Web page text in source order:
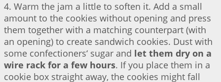
4. Warm the jam a little to soften it. Add a small
amount to the cookies without opening and press
them together with a matching counterpart (with
an opening) to create sandwich cookies. Dust with
some confectioners‘ sugar and let them dry on a
wire rack for a few hours. If you place them in a
cookie box straight away, the cookies might fall